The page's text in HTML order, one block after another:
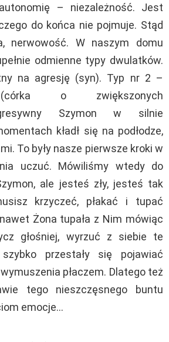
– niezależność. Jest
do końca nie pojmuje. Stąd
nerwowość. W naszym domu
odmienne typy dwulatków.
na agresję (syn). Typ nr 2 –
o zwiększonych
Szymon w silnie
kładł się na podłodze,
To były nasze pierwsze kroki w
uczuć. Mówiliśmy wtedy do
ale jesteś zły, jesteś tak
krzyczeć, płakać i tupać
Żona tupała z Nim mówiąc
głośniej, wyrzuć z siebie te
szybko przestały się pojawiać
płaczem. Dlatego też
tego nieszczęsnego buntu
emocje…